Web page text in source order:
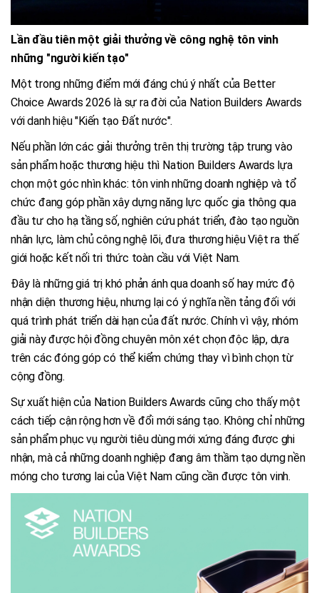
Lần đầu tiên một giải thưởng về công nghệ tôn vinh
những "người kiến tạo"
Một trong những điểm mới đáng chú ý nhất của Better
Choice Awards 2026 là sự ra đời của Nation Builders Awards
với danh hiệu "Kiến tạo Đất nước".
Nếu phần lớn các giải thưởng trên thị trường tập trung vào
sản phẩm hoặc thương hiệu thì Nation Builders Awards lựa
chọn một góc nhìn khác: tôn vinh những doanh nghiệp và tổ
chức đang góp phần xây dựng năng lực quốc gia thông qua
đầu tư cho hạ tầng số, nghiên cứu phát triển, đào tạo nguồn
nhân lực, làm chủ công nghệ lõi, đưa thương hiệu Việt ra thế
giới hoặc kết nối tri thức toàn cầu với Việt Nam.
Đây là những giá trị khó phản ánh qua doanh số hay mức độ
nhận diện thương hiệu, nhưng lại có ý nghĩa nền tảng đối với
quá trình phát triển dài hạn của đất nước. Chính vì vậy, nhóm
giải này được hội đồng chuyên môn xét chọn độc lập, dựa
trên các đóng góp có thể kiểm chứng thay vì bình chọn từ
cộng đồng.
Sự xuất hiện của Nation Builders Awards cũng cho thấy một
cách tiếp cận rộng hơn về đổi mới sáng tạo. Không chỉ những
sản phẩm phục vụ người tiêu dùng mới xứng đáng được ghi
nhận, mà cả những doanh nghiệp đang âm thầm tạo dựng nền
móng cho tương lai của Việt Nam cũng cần được tôn vinh.